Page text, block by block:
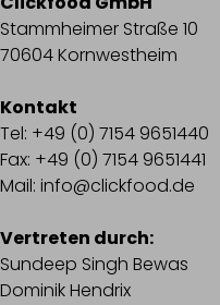
Stammheimer Straße 10
70604 Kornwestheim
Kontakt
Tel: +49 (0) 7154 9651440
Fax: +49 (0) 7154 9651441
Mail: info@clickfood.de
Vertreten durch:
Sundeep Singh Bewas
Dominik Hendrix